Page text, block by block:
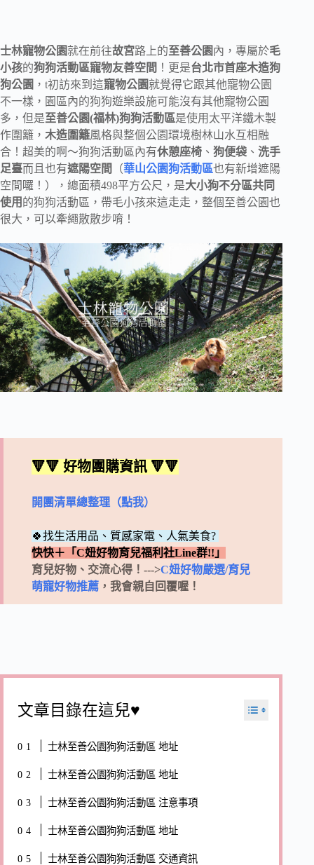
士林寵物公園就在前往故宮路上的至善公園內，專屬於毛
小孩的狗狗活動區寵物友善空間 ！更是台北市首座木造狗
狗公園 ，t初訪來到這寵物公園就覺得它跟其他寵物公園
不一樣，園區內的狗狗遊樂設施可能沒有其他寵物公園
多，但是至善公園(福林)狗狗活動區是使用太平洋鐵木製
作圍籬， 木造圍籬風格與整個公園環境樹林山水互相融
合！超美的啊～狗狗活動區內有休憩座椅 、 狗便袋 、 洗手
足臺而且也有遮陽空間 （華山公園狗活動區也有新增遮陽
空間囉！），總面積498平方公尺，是大小狗不分區共同
使用 的狗狗活動區，帶毛小孩來這走走，整個至善公園也
很大，可以牽繩散散步唷！
🔻🔻 好物團購資訊 🔻🔻
開團清單總整理（點我）
🍀找生活用品、質感家電、人氣美食?
快快＋「C妞好物育兒福利社Line群!!」
育兒好物、交流心得！--->C妞好物嚴選/育兒
萌寵好物推薦 ，我會親自回覆喔！
文章目錄在這兒♥
士林至善公園狗狗活動區 地址
士林至善公園狗狗活動區 地址
士林至善公園狗狗活動區 注意事項
士林至善公園狗狗活動區 地址
士林至善公園狗狗活動區 交通資訊